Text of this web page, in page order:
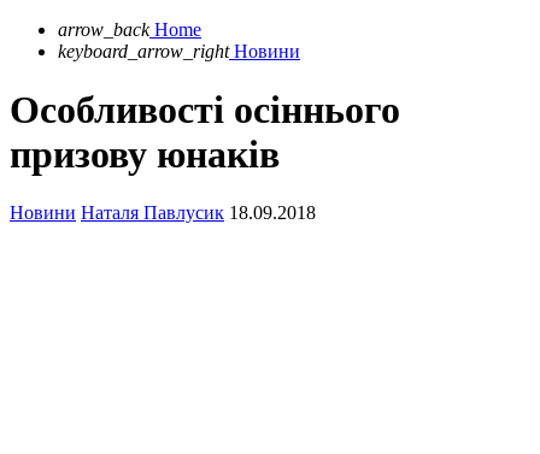
arrow_back Home
keyboard_arrow_right Новини
Особливості осіннього
призову юнаків
Новини Наталя Павлусик 18.09.2018